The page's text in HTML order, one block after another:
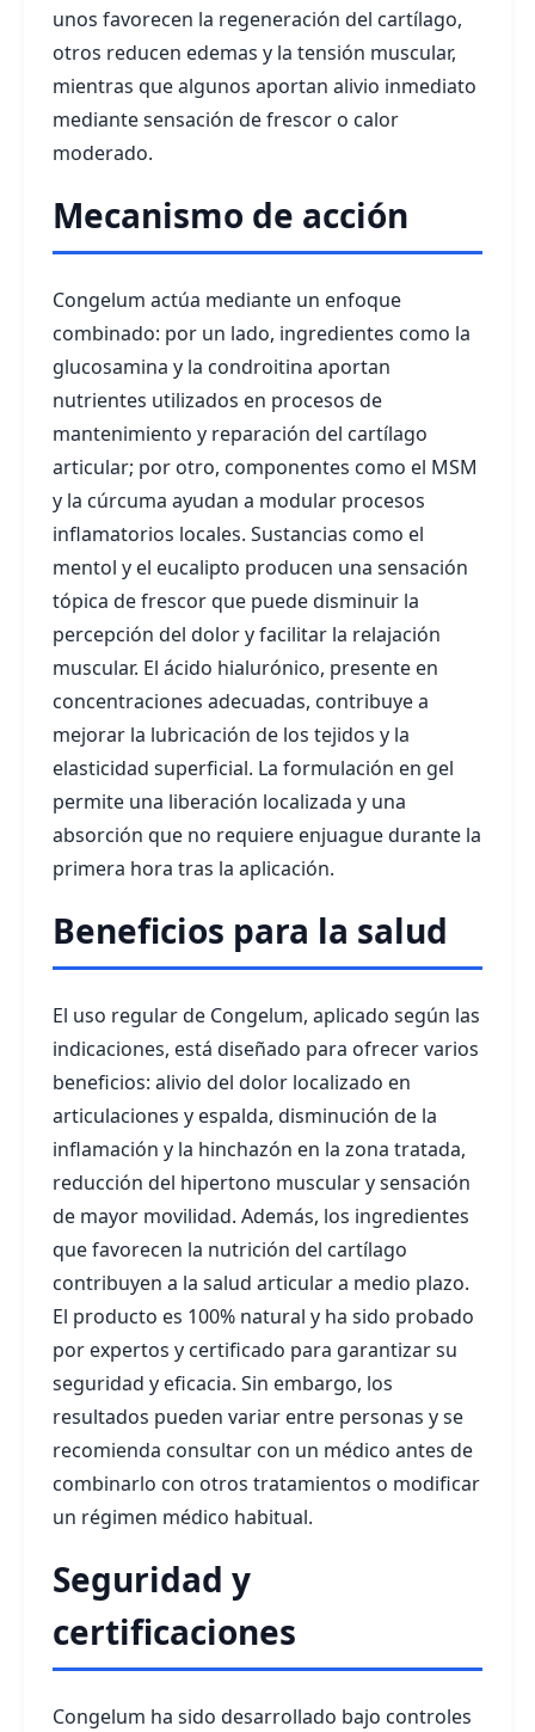
unos favorecen la regeneración del cartílago,
otros reducen edemas y la tensión muscular,
mientras que algunos aportan alivio inmediato
mediante sensación de frescor o calor
moderado.
Mecanismo de acción
Congelum actúa mediante un enfoque
combinado: por un lado, ingredientes como la
glucosamina y la condroitina aportan
nutrientes utilizados en procesos de
mantenimiento y reparación del cartílago
articular; por otro, componentes como el MSM
y la cúrcuma ayudan a modular procesos
inflamatorios locales. Sustancias como el
mentol y el eucalipto producen una sensación
tópica de frescor que puede disminuir la
percepción del dolor y facilitar la relajación
muscular. El ácido hialurónico, presente en
concentraciones adecuadas, contribuye a
mejorar la lubricación de los tejidos y la
elasticidad superficial. La formulación en gel
permite una liberación localizada y una
absorción que no requiere enjuague durante la
primera hora tras la aplicación.
Beneficios para la salud
El uso regular de Congelum, aplicado según las
indicaciones, está diseñado para ofrecer varios
beneficios: alivio del dolor localizado en
articulaciones y espalda, disminución de la
inflamación y la hinchazón en la zona tratada,
reducción del hipertono muscular y sensación
de mayor movilidad. Además, los ingredientes
que favorecen la nutrición del cartílago
contribuyen a la salud articular a medio plazo.
El producto es 100% natural y ha sido probado
por expertos y certificado para garantizar su
seguridad y eficacia. Sin embargo, los
resultados pueden variar entre personas y se
recomienda consultar con un médico antes de
combinarlo con otros tratamientos o modificar
un régimen médico habitual.
Seguridad y
certificaciones
Congelum ha sido desarrollado bajo controles